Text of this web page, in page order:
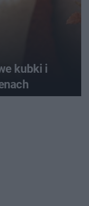
kubki i